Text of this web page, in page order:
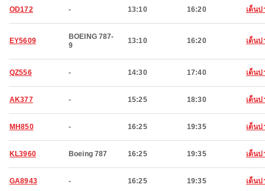
OD172 - 13:10 16:20 เด็นป
EY5609
BOEING 787-
9
13:10 16:20 เด็นป
QZ556 - 14:30 17:40 เด็นป
AK377 - 15:25 18:30 เด็นป
MH850 - 16:25 19:35 เด็นป
KL3960 Boeing 787 16:25 19:35 เด็นป
GA8943 - 16:25 19:35 เด็นป